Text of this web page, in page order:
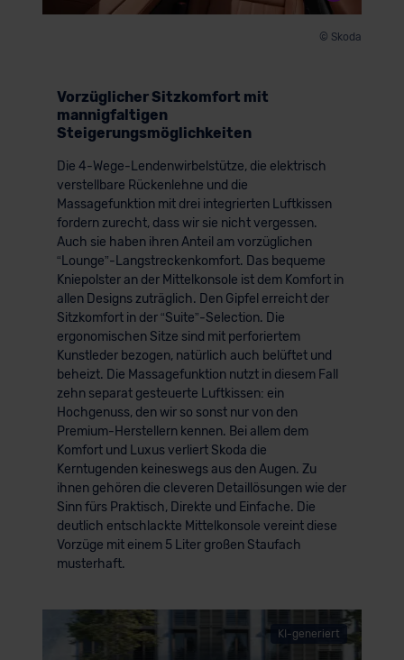
© Skoda
Vorzüglicher Sitzkomfort mit
mannigfaltigen
Steigerungsmöglichkeiten
Die 4-Wege-Lendenwirbelstütze, die elektrisch
verstellbare Rückenlehne und die
Massagefunktion mit drei integrierten Luftkissen
fordern zurecht, dass wir sie nicht vergessen.
Auch sie haben ihren Anteil am vorzüglichen
“Lounge”-Langstreckenkomfort. Das bequeme
Kniepolster an der Mittelkonsole ist dem Komfort in
allen Designs zuträglich. Den Gipfel erreicht der
Sitzkomfort in der “Suite”-Selection. Die
ergonomischen Sitze sind mit perforiertem
Kunstleder bezogen, natürlich auch belüftet und
beheizt. Die Massagefunktion nutzt in diesem Fall
zehn separat gesteuerte Luftkissen: ein
Hochgenuss, den wir so sonst nur von den
Premium-Herstellern kennen. Bei allem dem
Komfort und Luxus verliert Skoda die
Kerntugenden keineswegs aus den Augen. Zu
ihnen gehören die cleveren Detaillösungen wie der
Sinn fürs Praktisch, Direkte und Einfache. Die
deutlich entschlackte Mittelkonsole vereint diese
Vorzüge mit einem 5 Liter großen Staufach
musterhaft.
KI-generiert